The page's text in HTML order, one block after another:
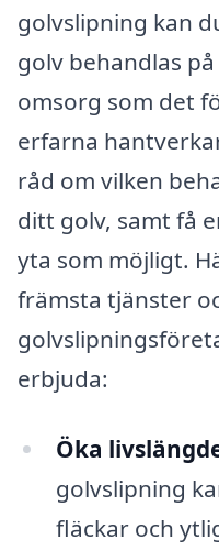
golvslipning kan
golv behandlas
omsorg som det
erfarna
råd om vilken
ditt golv, samt få
yta som möjligt.
främsta tjänster
erbjuda:
Öka
golvslipning
fläckar och